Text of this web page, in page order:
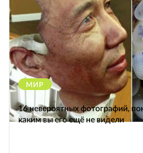
МИР
16 невероятных фотографий,
каким вы его ещё не видели